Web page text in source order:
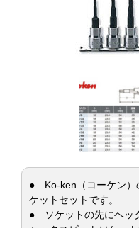
● Ko-ken（コーケン）
ケットセットです。
● ソケットの先にヘッ